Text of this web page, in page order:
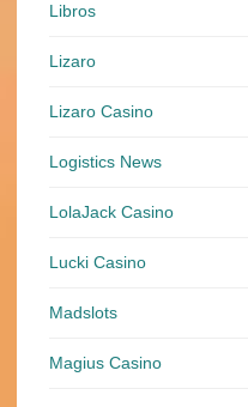
Libros
Lizaro
Lizaro Casino
Logistics News
LolaJack Casino
Lucki Casino
Madslots
Magius Casino